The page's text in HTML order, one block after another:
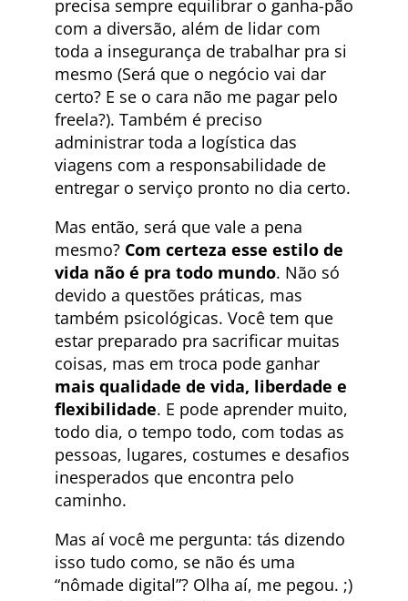
precisa sempre equilibrar o ganha-pão
com a diversão, além de lidar com
toda a insegurança de trabalhar pra si
mesmo (Será que o negócio vai dar
certo? E se o cara não me pagar pelo
freela?). Também é preciso
administrar toda a logística das
viagens com a responsabilidade de
entregar o serviço pronto no dia certo.
Mas então, será que vale a pena
mesmo? Com certeza esse estilo de
vida não é pra todo mundo. Não só
devido a questões práticas, mas
também psicológicas. Você tem que
estar preparado pra sacrificar muitas
coisas, mas em troca pode ganhar
mais qualidade de vida, liberdade e
flexibilidade. E pode aprender muito,
todo dia, o tempo todo, com todas as
pessoas, lugares, costumes e desafios
inesperados que encontra pelo
caminho.
Mas aí você me pergunta: tás dizendo
isso tudo como, se não és uma
“nômade digital”? Olha aí, me pegou. ;)